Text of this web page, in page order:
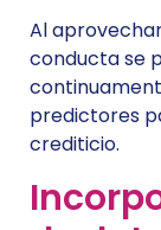
Al
conducta se
predictores
crediticio.